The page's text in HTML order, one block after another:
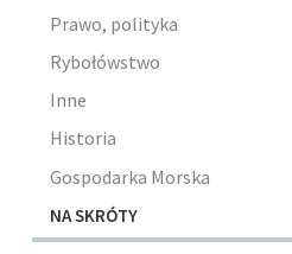
Prawo, polityka
Rybołówstwo
Inne
Historia
Gospodarka Morska
NA SKRÓTY